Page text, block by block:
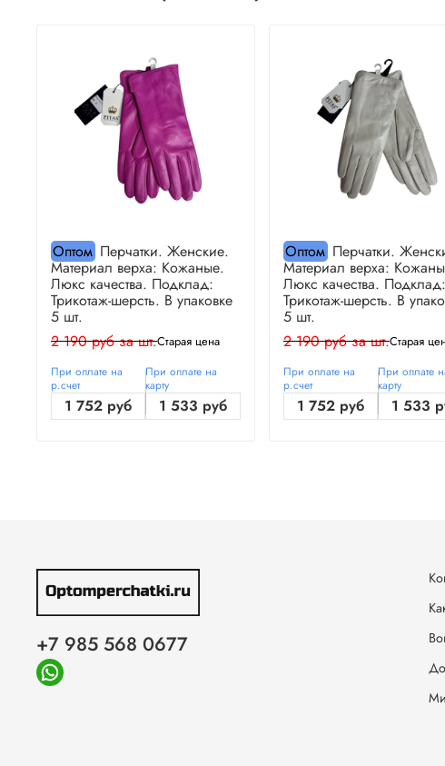
ОптомПерчатки. Женские.
Материал верха: Кожаные.
Люкс качества. Подклад:
Трикотаж-шерсть. В упаковке
5 шт.
2 190 руб за шт.Старая цена
При оплате на
р.счет
1 752 руб
При оплате на
карту
1 533 руб
ОптомПерчатки.
Материал верха:
Люкс качества. Подклад:
Трикотаж-шерсть. В
5 шт.
2 190 руб за шт.Старая
При оплате на
р.счет
1 752 руб
При оплате
карту
1 533
+7 985 568 0677